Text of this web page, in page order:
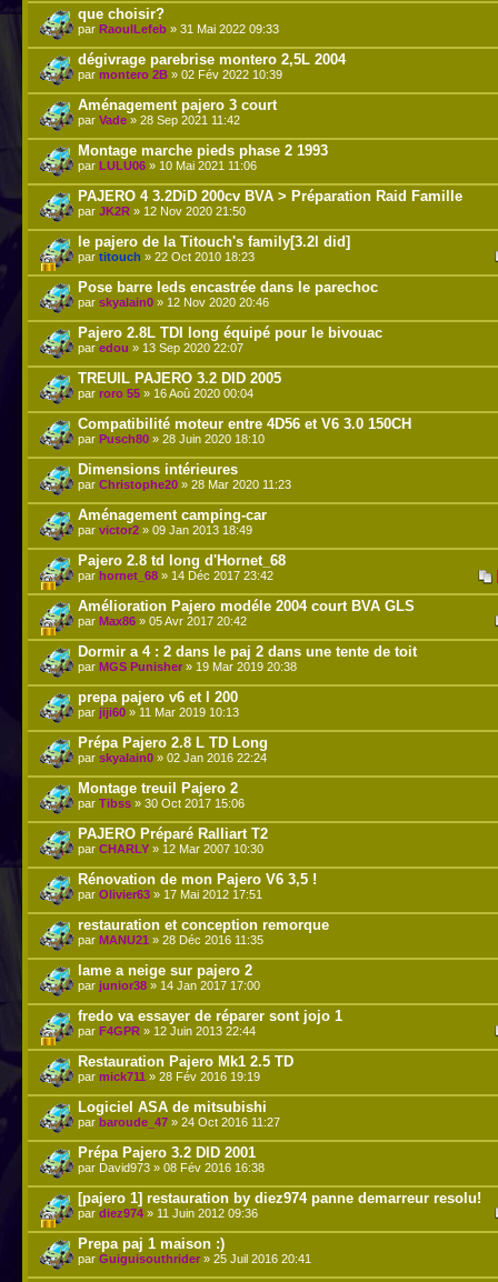
que choisir?
par RaoulLefeb » 31 Mai 2022 09:33
dégivrage parebrise montero 2,5L 2004
par montero 2B » 02 Fév 2022 10:39
Aménagement pajero 3 court
par Vade » 28 Sep 2021 11:42
Montage marche pieds phase 2 1993
par LULU06 » 10 Mai 2021 11:06
PAJERO 4 3.2DiD 200cv BVA > Préparation Raid Famille
par JK2R » 12 Nov 2020 21:50
le pajero de la Titouch's family[3.2l did]
par titouch » 22 Oct 2010 18:23
Pose barre leds encastrée dans le parechoc
par skyalain0 » 12 Nov 2020 20:46
Pajero 2.8L TDI long équipé pour le bivouac
par edou » 13 Sep 2020 22:07
TREUIL PAJERO 3.2 DID 2005
par roro 55 » 16 Aoû 2020 00:04
Compatibilité moteur entre 4D56 et V6 3.0 150CH
par Pusch80 » 28 Juin 2020 18:10
Dimensions intérieures
par Christophe20 » 28 Mar 2020 11:23
Aménagement camping-car
par victor2 » 09 Jan 2013 18:49
Pajero 2.8 td long d'Hornet_68
par hornet_68 » 14 Déc 2017 23:42
Amélioration Pajero modéle 2004 court BVA GLS
par Max86 » 05 Avr 2017 20:42
Dormir a 4 : 2 dans le paj 2 dans une tente de toit
par MGS Punisher » 19 Mar 2019 20:38
prepa pajero v6 et l 200
par jiji60 » 11 Mar 2019 10:13
Prépa Pajero 2.8 L TD Long
par skyalain0 » 02 Jan 2016 22:24
Montage treuil Pajero 2
par Tibss » 30 Oct 2017 15:06
PAJERO Préparé Ralliart T2
par CHARLY » 12 Mar 2007 10:30
Rénovation de mon Pajero V6 3,5 !
par Olivier63 » 17 Mai 2012 17:51
restauration et conception remorque
par MANU21 » 28 Déc 2016 11:35
lame a neige sur pajero 2
par junior38 » 14 Jan 2017 17:00
fredo va essayer de réparer sont jojo 1
par F4GPR » 12 Juin 2013 22:44
Restauration Pajero Mk1 2.5 TD
par mick711 » 28 Fév 2016 19:19
Logiciel ASA de mitsubishi
par baroude_47 » 24 Oct 2016 11:27
Prépa Pajero 3.2 DID 2001
par David973 » 08 Fév 2016 16:38
[pajero 1] restauration by diez974 panne demarreur resolu!
par diez974 » 11 Juin 2012 09:36
Prepa paj 1 maison :)
par Guiguisouthrider » 25 Juil 2016 20:41